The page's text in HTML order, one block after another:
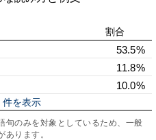
割合
53.5%
11.8%
10.0%
を表示
句のみを対象としているため、一般
ります。